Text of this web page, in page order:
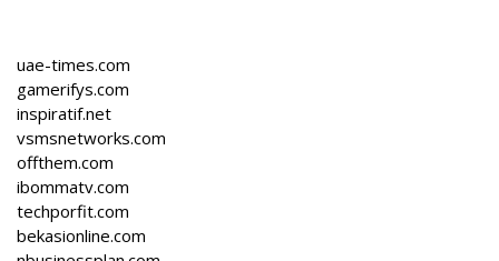
uae-times.com
gamerifys.com
inspiratif.net
vsmsnetworks.com
offthem.com
ibommatv.com
techporfit.com
bekasionline.com